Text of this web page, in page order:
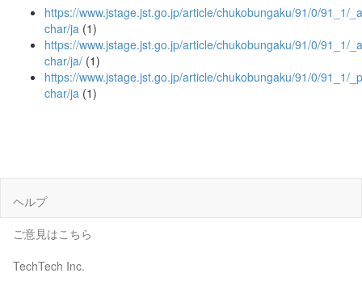
https://www.jstage.jst.go.jp/article/chukobungaku/91/0/91_1/
char/ja (1)
https://www.jstage.jst.go.jp/article/chukobungaku/91/0/91_1/
char/ja/ (1)
https://www.jstage.jst.go.jp/article/chukobungaku/91/0/91_1/
char/ja (1)
ヘルプ
ご意見はこちら
TechTech Inc.